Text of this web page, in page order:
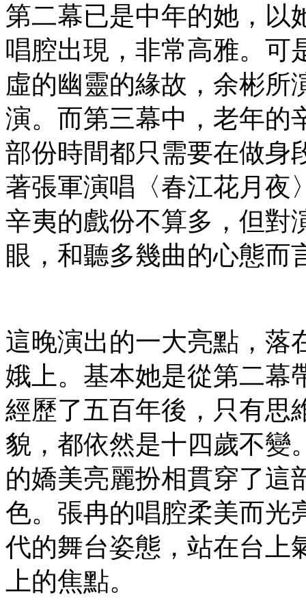
第二幕已是中年的她，
唱腔出現，非常高雅。可
虛的幽靈的緣故，余彬所
演。而第三幕中，老年的
部份時間都只需要在做身
著張軍演唱〈春江花月夜
辛夷的戲份不算多，但對
眼，和聽多幾曲的心態而
這晚演出的一大亮點，
娥上。基本她是從第二幕
經歷了五百年後，只有思
貌，都依然是十四歲不變
的嬌美亮麗扮相貫穿了這
色。張冉的唱腔柔美而光
代的舞台姿態，站在台上
上的焦點。